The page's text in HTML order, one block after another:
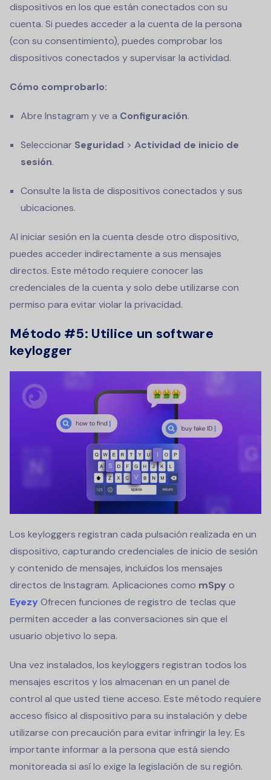
dispositivos en los que están conectados con su
cuenta. Si puedes acceder a la cuenta de la persona
(con su consentimiento), puedes comprobar los
dispositivos conectados y supervisar la actividad.
Cómo comprobarlo:
Abre Instagram y ve a Configuración.
Seleccionar Seguridad > Actividad de inicio de
sesión.
Consulte la lista de dispositivos conectados y sus
ubicaciones.
Al iniciar sesión en la cuenta desde otro dispositivo,
puedes acceder indirectamente a sus mensajes
directos. Este método requiere conocer las
credenciales de la cuenta y solo debe utilizarse con
permiso para evitar violar la privacidad.
Método #5: Utilice un software
keylogger
Los keyloggers registran cada pulsación realizada en un
dispositivo, capturando credenciales de inicio de sesión
y contenido de mensajes, incluidos los mensajes
directos de Instagram. Aplicaciones como mSpy o
Eyezy Ofrecen funciones de registro de teclas que
permiten acceder a las conversaciones sin que el
usuario objetivo lo sepa.
Una vez instalados, los keyloggers registran todos los
mensajes escritos y los almacenan en un panel de
control al que usted tiene acceso. Este método requiere
acceso físico al dispositivo para su instalación y debe
utilizarse con precaución para evitar infringir la ley. Es
importante informar a la persona que está siendo
monitoreada si así lo exige la legislación de su región.